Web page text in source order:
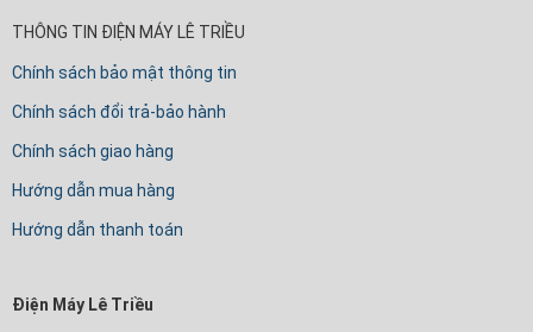
THÔNG TIN ĐIỆN MÁY LÊ TRIỀU
Chính sách bảo mật thông tin
Chính sách đổi trả-bảo hành
Chính sách giao hàng
Hướng dẫn mua hàng
Hướng dẫn thanh toán
Điện Máy Lê Triều